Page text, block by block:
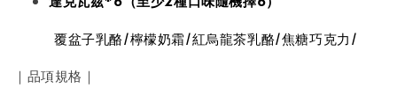
覆盆子乳酪/檸檬奶霜/紅烏龍茶乳酪/焦糖巧克力/
｜品項規格｜